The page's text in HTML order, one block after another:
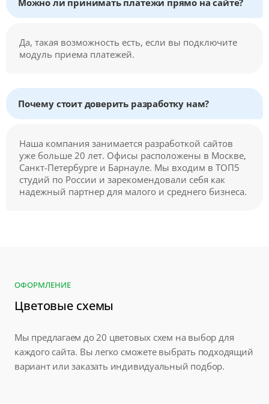
Да, такая возможность есть, если вы подключите
модуль приема платежей.
Почему стоит доверить разработку нам?
Наша компания занимается разработкой сайтов
уже больше 20 лет. Офисы расположены в Москве,
Санкт-Петербурге и Барнауле. Мы входим в ТОП5
студий по России и зарекомендовали себя как
надежный партнер для малого и среднего бизнеса.
ОФОРМЛЕНИЕ
Цветовые схемы
Мы предлагаем до 20 цветовых схем на выбор для
каждого сайта. Вы легко сможете выбрать подходящий
вариант или заказать индивидуальный подбор.